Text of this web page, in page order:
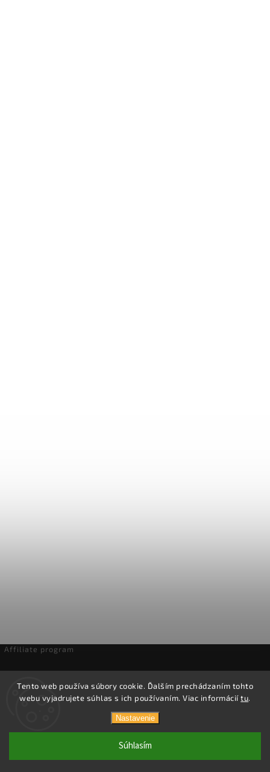
Tento web používa súbory cookie. Ďalším prechádzaním tohto
webu vyjadrujete súhlas s ich používaním. Viac informáciítu.
Nastavenie
Súhlasím
Affiliate program
Odstúpenie od zmluvy
Domáca pivotéka. Všetky práva vyhradené.
Shoptet| DesignShoptak.cz.